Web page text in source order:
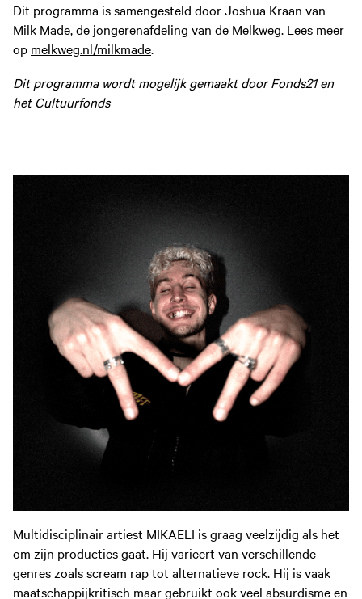
Dit programma is samengesteld door Joshua Kraan van
Milk Made, de jongerenafdeling van de Melkweg. Lees meer
op melkweg.nl/milkmade.
Dit programma wordt mogelijk gemaakt door Fonds21 en
het Cultuurfonds
Multidisciplinair artiest MIKAELI is graag veelzijdig als het
om zijn producties gaat. Hij varieert van verschillende
genres zoals scream rap tot alternatieve rock. Hij is vaak
maatschappijkritisch maar gebruikt ook veel absurdisme en